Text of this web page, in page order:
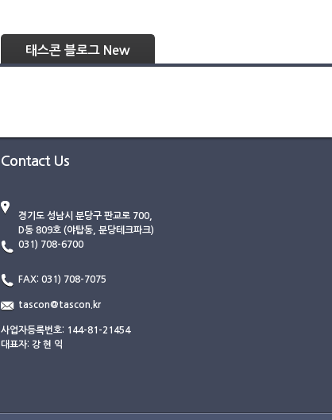
태스콘 블로그 New
Contact Us
경기도 성남시 분당구 판교로 700,
D동 809호 (야탑동, 분당테크파크)
031) 708-6700
FAX: 031) 708-7075
tascon@tascon.kr
사업자등록번호: 144-81-21454
대표자: 강 현 익